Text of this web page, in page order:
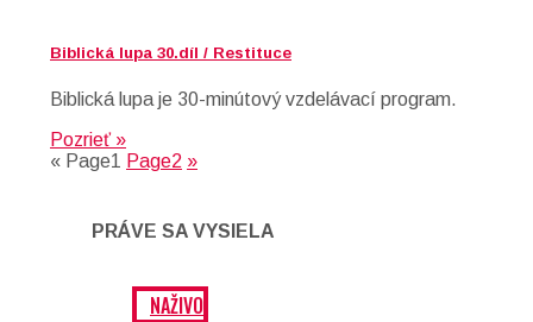
Biblická lupa 30.díl / Restituce
Biblická lupa je 30-minútový vzdelávací program.
Pozrieť »
« Page1 Page2 »
PRÁVE SA VYSIELA
NAŽIVO